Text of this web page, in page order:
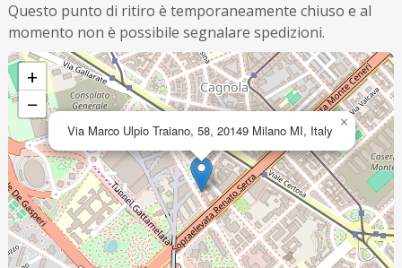
Questo punto di ritiro è temporaneamente chiuso e al
momento non è possibile segnalare spedizioni.
Via Marco Ulpio Traiano, 58, 20149 Milano MI, Italy ×
+
−